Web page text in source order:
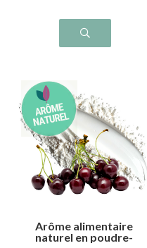
Arôme alimentaire
naturel en poudre-